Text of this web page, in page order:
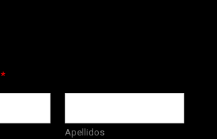
*
Apellidos